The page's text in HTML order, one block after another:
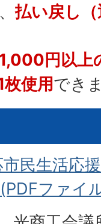
払い戻し
円以上
使用でき
民生活応
(PDFファイ